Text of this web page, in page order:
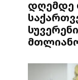
დღემდე